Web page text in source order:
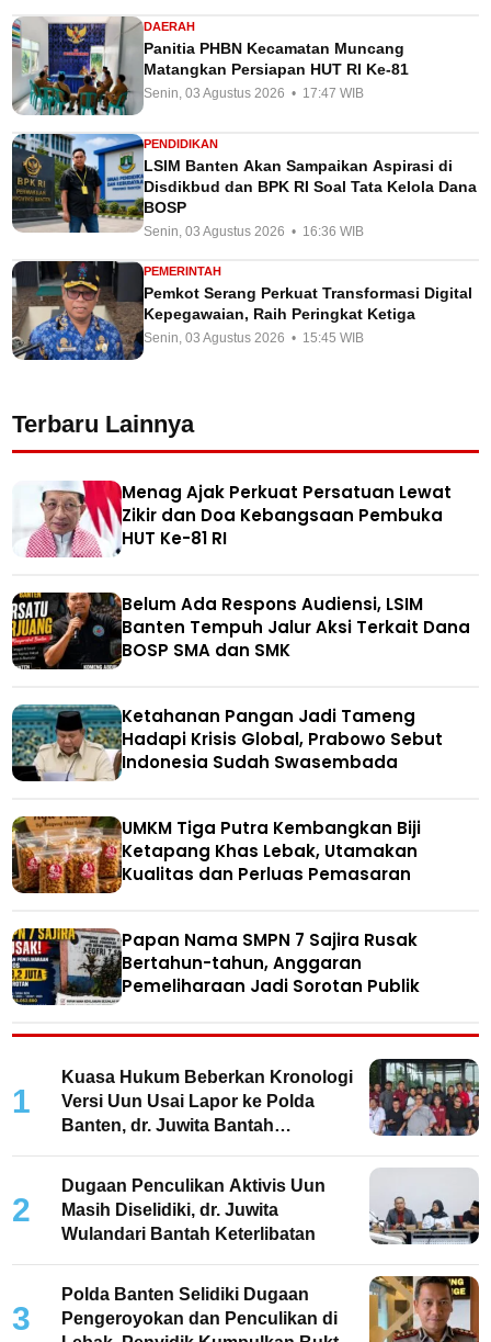
DAERAH
Panitia PHBN Kecamatan Muncang
Matangkan Persiapan HUT RI Ke-81
Senin, 03 Agustus 2026 • 17:47 WIB
PENDIDIKAN
LSIM Banten Akan Sampaikan Aspirasi di
Disdikbud dan BPK RI Soal Tata Kelola Dana
BOSP
Senin, 03 Agustus 2026 • 16:36 WIB
PEMERINTAH
Pemkot Serang Perkuat Transformasi Digital
Kepegawaian, Raih Peringkat Ketiga
Senin, 03 Agustus 2026 • 15:45 WIB
Terbaru Lainnya
Menag Ajak Perkuat Persatuan Lewat
Zikir dan Doa Kebangsaan Pembuka
HUT Ke-81 RI
Belum Ada Respons Audiensi, LSIM
Banten Tempuh Jalur Aksi Terkait Dana
BOSP SMA dan SMK
Ketahanan Pangan Jadi Tameng
Hadapi Krisis Global, Prabowo Sebut
Indonesia Sudah Swasembada
UMKM Tiga Putra Kembangkan Biji
Ketapang Khas Lebak, Utamakan
Kualitas dan Perluas Pemasaran
Papan Nama SMPN 7 Sajira Rusak
Bertahun-tahun, Anggaran
Pemeliharaan Jadi Sorotan Publik
1
Kuasa Hukum Beberkan Kronologi
Versi Uun Usai Lapor ke Polda
Banten, dr. Juwita Bantah
2
Dugaan Penculikan Aktivis Uun
Masih Diselidiki, dr. Juwita
Wulandari Bantah Keterlibatan
3
Polda Banten Selidiki Dugaan
Pengeroyokan dan Penculikan di